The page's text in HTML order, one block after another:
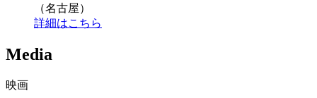
（名古屋）
詳細はこちら
Media
映画